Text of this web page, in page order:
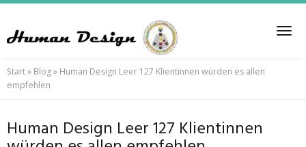
content
Start» Blog» Human Design Leer 127 Klientinnen würden es allen
empfehlen
Human Design Leer 127 Klientinnen